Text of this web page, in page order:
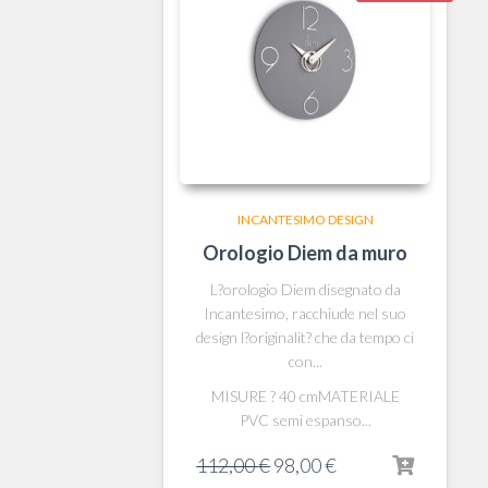
INCANTESIMO DESIGN
Orologio Diem da muro
L?orologio Diem disegnato da
Incantesimo, racchiude nel suo
design l?originalit? che da tempo ci
con...
MISURE ? 40 cmMATERIALE
PVC semi espanso...
112,00€Il
98,00€Il